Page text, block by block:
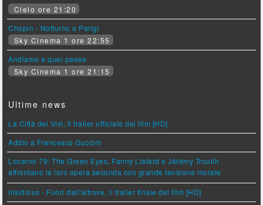
Cielo ore 21:20
Chopin - Notturno a Parigi
Sky Cinema 1 ore 22:55
Andiamo a quel paese
Sky Cinema 1 ore 21:15
Ultime news
La Città dei Vivi, il trailer ufficiale del film [HD]
Addio a Francesco Guccini
Locarno 79: The Green Eyes, Fanny Liatard e Jérémy Trouilh
affrontano la loro opera seconda con grande tensione morale
Insidious - Fuori dall'altrove, il trailer finale del film [HD]